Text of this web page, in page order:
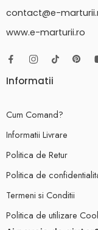
contact@e-
www.e-marturii.ro
Informatii
Cum Comand?
Informatii Livrare
Politica de Retur
Politica de
Termeni si Conditii
Politica de utilizare